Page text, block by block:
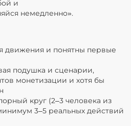
и
немедленно».
движения и понятны первые
подушка и сценарии,
монетизации и хотя бы
круг (2–3 человека из
3–5 реальных действий